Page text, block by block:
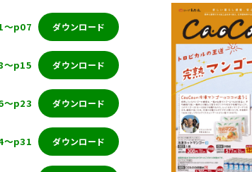
～p07 ダウンロード
～p15 ダウンロード
～p23 ダウンロード
～p31 ダウンロード